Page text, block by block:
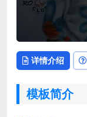
详情介绍
模板简介